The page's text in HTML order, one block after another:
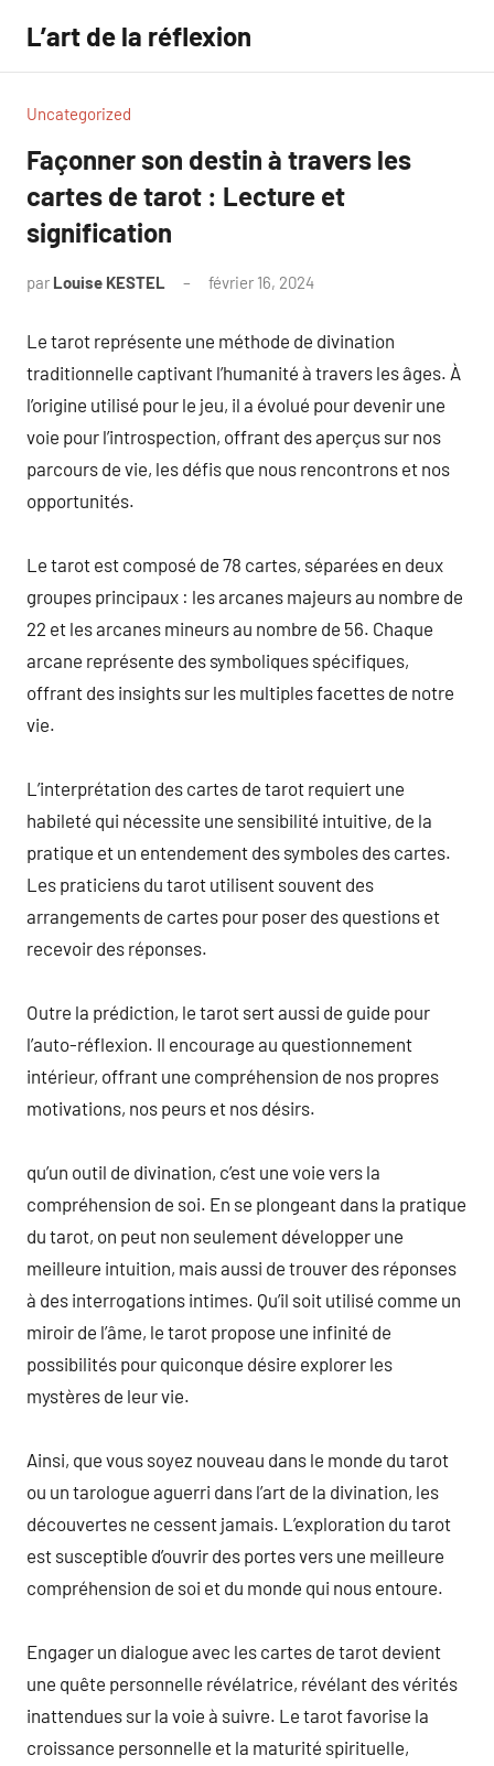
contenu
L’art de la réflexion
Uncategorized
Façonner son destin à travers les
cartes de tarot : Lecture et
signification
par Louise KESTEL février 16, 2024
Le tarot représente une méthode de divination
traditionnelle captivant l’humanité à travers les âges. À
l’origine utilisé pour le jeu, il a évolué pour devenir une
voie pour l’introspection, offrant des aperçus sur nos
parcours de vie, les défis que nous rencontrons et nos
opportunités.
Le tarot est composé de 78 cartes, séparées en deux
groupes principaux : les arcanes majeurs au nombre de
22 et les arcanes mineurs au nombre de 56. Chaque
arcane représente des symboliques spécifiques,
offrant des insights sur les multiples facettes de notre
vie.
L’interprétation des cartes de tarot requiert une
habileté qui nécessite une sensibilité intuitive, de la
pratique et un entendement des symboles des cartes.
Les praticiens du tarot utilisent souvent des
arrangements de cartes pour poser des questions et
recevoir des réponses.
Outre la prédiction, le tarot sert aussi de guide pour
l’auto-réflexion. Il encourage au questionnement
intérieur, offrant une compréhension de nos propres
motivations, nos peurs et nos désirs.
qu’un outil de divination, c’est une voie vers la
compréhension de soi. En se plongeant dans la pratique
du tarot, on peut non seulement développer une
meilleure intuition, mais aussi de trouver des réponses
à des interrogations intimes. Qu’il soit utilisé comme un
miroir de l’âme, le tarot propose une infinité de
possibilités pour quiconque désire explorer les
mystères de leur vie.
Ainsi, que vous soyez nouveau dans le monde du tarot
ou un tarologue aguerri dans l’art de la divination, les
découvertes ne cessent jamais. L’exploration du tarot
est susceptible d’ouvrir des portes vers une meilleure
compréhension de soi et du monde qui nous entoure.
Engager un dialogue avec les cartes de tarot devient
une quête personnelle révélatrice, révélant des vérités
inattendues sur la voie à suivre. Le tarot favorise la
croissance personnelle et la maturité spirituelle,